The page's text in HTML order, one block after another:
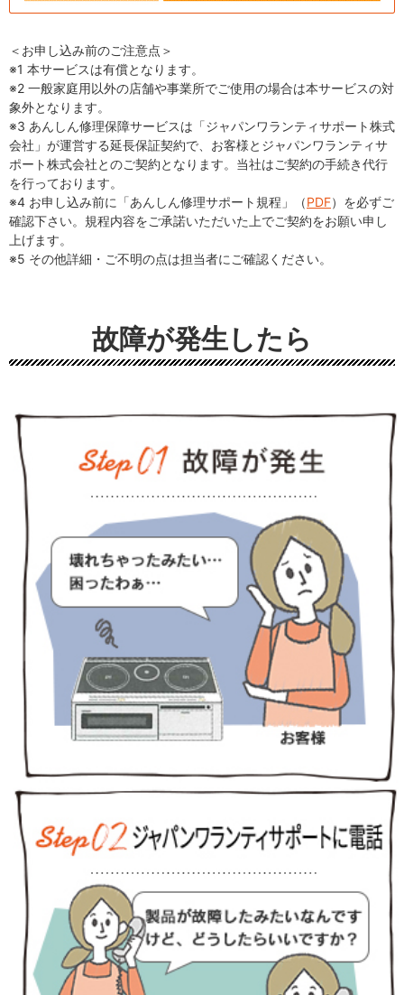
＜お申し込み前のご注意点＞
※1 本サービスは有償となります。
※2 一般家庭用以外の店舗や事業所でご使用の場合は本サービスの対
象外となります。
※3 あんしん修理保障サービスは「ジャパンワランティサポート株式
会社」が運営する延長保証契約で、お客様とジャパンワランティサ
ポート株式会社とのご契約となります。当社はご契約の手続き代行
を行っております。
※4 お申し込み前に「あんしん修理サポート規程」（PDF）を必ずご
確認下さい。規程内容をご承諾いただいた上でご契約をお願い申し
上げます。
※5 その他詳細・ご不明の点は担当者にご確認ください。
故障が発生したら